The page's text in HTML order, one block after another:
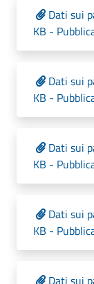
Dati sui
KB -
Dati sui
KB -
Dati sui
KB -
Dati sui
KB -
Dati sui